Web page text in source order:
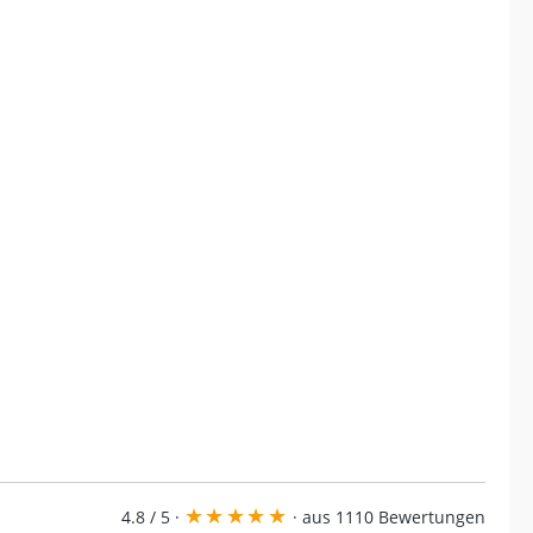
4.8 / 5 · ★★★★★ · aus 1110 Bewertungen